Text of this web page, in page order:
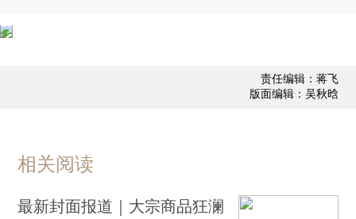
责任编辑：蒋飞
版面编辑：吴秋晗
相关阅读
最新封面报道｜大宗商品狂澜